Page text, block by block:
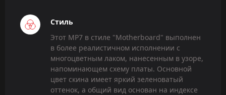
Стиль
Этот MP7 в стиле "Motherboard" выполнен
в более реалистичном исполнении с
многоцветным лаком, нанесенным в узоре,
напоминающем схему платы. Основной
цвет скина имеет яркий зеленоватый
оттенок, а общий вид основан на индексе